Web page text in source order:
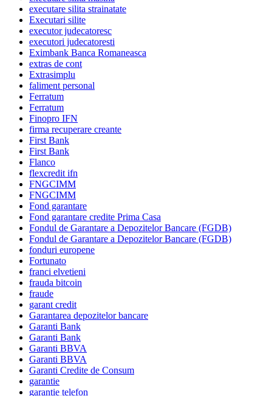
executare silita strainatate
Executari silite
executor judecatoresc
executori judecatoresti
Eximbank Banca Romaneasca
extras de cont
Extrasimplu
faliment personal
Ferratum
Ferratum
Finopro IFN
firma recuperare creante
First Bank
First Bank
Flanco
flexcredit ifn
FNGCIMM
FNGCIMM
Fond garantare
Fond garantare credite Prima Casa
Fondul de Garantare a Depozitelor Bancare (FGDB)
Fondul de Garantare a Depozitelor Bancare (FGDB)
fonduri europene
Fortunato
franci elvetieni
frauda bitcoin
fraude
garant credit
Garantarea depozitelor bancare
Garanti Bank
Garanti Bank
Garanti BBVA
Garanti BBVA
Garanti Credite de Consum
garantie
garantie telefon